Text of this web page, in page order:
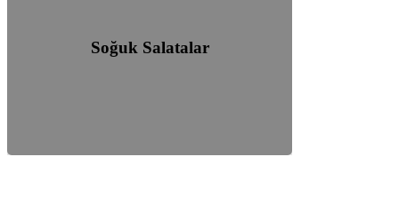
Soğuk Salatalar